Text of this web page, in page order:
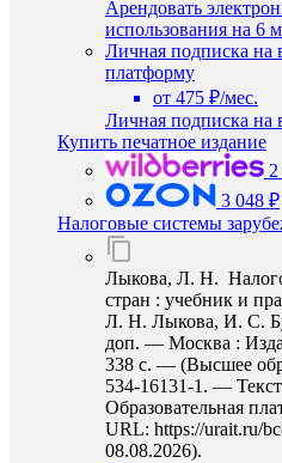
Арендовать
использования на 6
Личная подписка на
платформу
от 475 ₽/мес.
Личная подписка на
Купить печатное издание
3 048 ₽
Налоговые системы
Лыкова, Л. Н.
стран : учебник и
Л. Н. Лыкова, И. С.
доп. — Москва :
338 с. — (Высшее
534-16131-1. —
Образовательная
URL: https://urait.ru/
08.08.2026).